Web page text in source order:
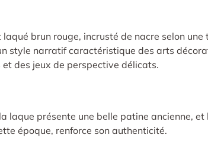
brun rouge, incrusté de nacre selon une
style narratif caractéristique des arts
des jeux de perspective délicats.
présente une belle patine ancienne,
époque, renforce son authenticité.